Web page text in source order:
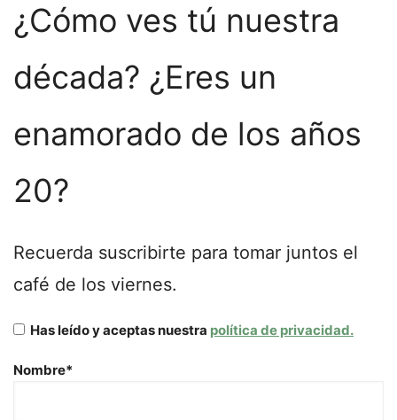
¿Cómo ves tú nuestra
década? ¿Eres un
enamorado de los años
20?
Recuerda suscribirte para tomar juntos el
café de los viernes.
Has leído y aceptas nuestra política de privacidad.
Nombre*